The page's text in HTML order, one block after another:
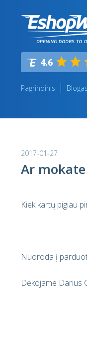
4.6
Pagrindinis Blogas
2017-01-27
Ar
Kiek kartų pigiau
Nuoroda į
Dėkojame Darius